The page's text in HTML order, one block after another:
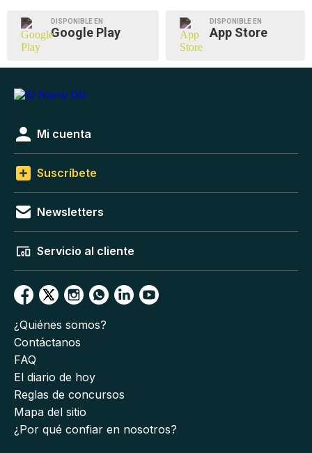
DISPONIBLE EN
Google Play
DISPONIBLE EN
App Store
Mi cuenta
Suscríbete
Newsletters
Servicio al cliente
¿Quiénes somos?
Contáctanos
FAQ
El diario de hoy
Reglas de concursos
Mapa del sitio
¿Por qué confiar en nosotros?